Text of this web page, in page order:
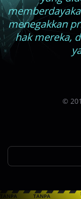
menegakkan
hak mereka,
©
TANPA TANPA